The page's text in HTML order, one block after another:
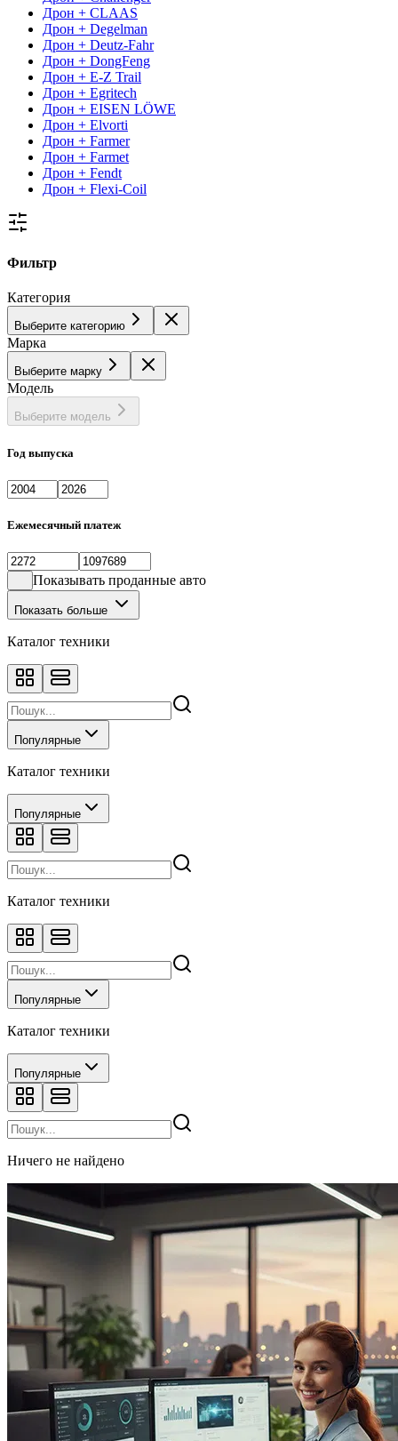
Дрон + CLAAS
Дрон + Degelman
Дрон + Deutz-Fahr
Дрон + DongFeng
Дрон + E-Z Trail
Дрон + Egritech
Дрон + EISEN LÖWE
Дрон + Elvorti
Дрон + Farmer
Дрон + Farmet
Дрон + Fendt
Дрон + Flexi-Coil
Фильтр
Категория
Выберите категорию
Марка
Выберите марку
Модель
Выберите модель
Год выпуска
Ежемесячный платеж
Показывать проданные авто
Показать больше
Каталог техники
Популярные
Каталог техники
Популярные
Каталог техники
Популярные
Каталог техники
Популярные
Ничего не найдено